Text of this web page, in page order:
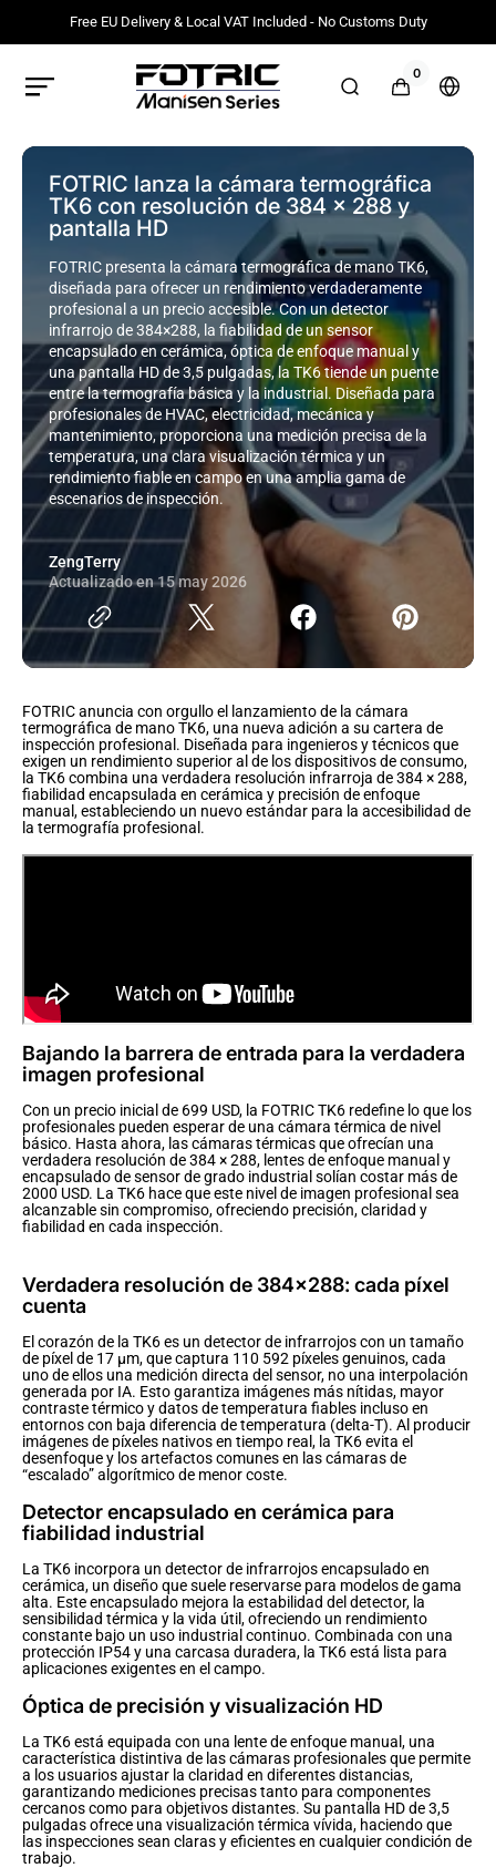
directamente
al contenido
Free EU Delivery & Local VAT Included - No Customs Duty
FOTRIC
Carrito
0
0
artículos
FOTRIC lanza la cámara termográfica
TK6 con resolución de 384 × 288 y
pantalla HD
FOTRIC presenta la cámara termográfica de mano TK6,
diseñada para ofrecer un rendimiento verdaderamente
profesional a un precio accesible. Con un detector
infrarrojo de 384×288, la fiabilidad de un sensor
encapsulado en cerámica, óptica de enfoque manual y
una pantalla HD de 3,5 pulgadas, la TK6 tiende un puente
entre la termografía básica y la industrial. Diseñada para
profesionales de HVAC, electricidad, mecánica y
mantenimiento, proporciona una medición precisa de la
temperatura, una clara visualización térmica y un
rendimiento fiable en campo en una amplia gama de
escenarios de inspección.
ZengTerry
Actualizado en15 may 2026
FOTRIC anuncia con orgullo el lanzamiento de la cámara
termográfica de mano TK6, una nueva adición a su cartera de
inspección profesional. Diseñada para ingenieros y técnicos que
exigen un rendimiento superior al de los dispositivos de consumo,
la TK6 combina una verdadera resolución infrarroja de 384 × 288,
fiabilidad encapsulada en cerámica y precisión de enfoque
manual, estableciendo un nuevo estándar para la accesibilidad de
la termografía profesional.
Bajando la barrera de entrada para la verdadera
imagen profesional
Con un precio inicial de 699 USD, la FOTRIC TK6 redefine lo que los
profesionales pueden esperar de una cámara térmica de nivel
básico. Hasta ahora, las cámaras térmicas que ofrecían una
verdadera resolución de 384 × 288, lentes de enfoque manual y
encapsulado de sensor de grado industrial solían costar más de
2000 USD. La TK6 hace que este nivel de imagen profesional sea
alcanzable sin compromiso, ofreciendo precisión, claridad y
fiabilidad en cada inspección.
Verdadera resolución de 384×288: cada píxel
cuenta
El corazón de la TK6 es un detector de infrarrojos con un tamaño
de píxel de 17 µm, que captura 110 592 píxeles genuinos, cada
uno de ellos una medición directa del sensor, no una interpolación
generada por IA. Esto garantiza imágenes más nítidas, mayor
contraste térmico y datos de temperatura fiables incluso en
entornos con baja diferencia de temperatura (delta-T). Al producir
imágenes de píxeles nativos en tiempo real, la TK6 evita el
desenfoque y los artefactos comunes en las cámaras de
“escalado” algorítmico de menor coste.
Detector encapsulado en cerámica para
fiabilidad industrial
La TK6 incorpora un detector de infrarrojos encapsulado en
cerámica, un diseño que suele reservarse para modelos de gama
alta. Este encapsulado mejora la estabilidad del detector, la
sensibilidad térmica y la vida útil, ofreciendo un rendimiento
constante bajo un uso industrial continuo. Combinada con una
protección IP54 y una carcasa duradera, la TK6 está lista para
aplicaciones exigentes en el campo.
Óptica de precisión y visualización HD
La TK6 está equipada con una lente de enfoque manual, una
característica distintiva de las cámaras profesionales que permite
a los usuarios ajustar la claridad en diferentes distancias,
garantizando mediciones precisas tanto para componentes
cercanos como para objetivos distantes. Su pantalla HD de 3,5
pulgadas ofrece una visualización térmica vívida, haciendo que
las inspecciones sean claras y eficientes en cualquier condición de
trabajo.